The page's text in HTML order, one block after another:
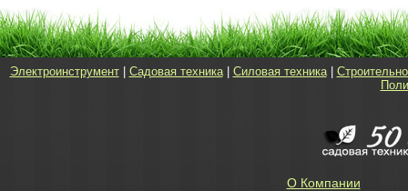
Электроинструмент| Садовая техника| Силовая техника|
О Компании